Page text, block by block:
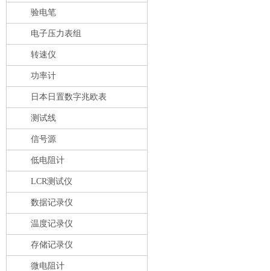
验电笔
电子压力表组
转速仪
功率计
日本日置数字兆欧表
测试线
信号源
低电阻计
LCR测试仪
数据记录仪
温度记录仪
存储记录仪
微电阻计